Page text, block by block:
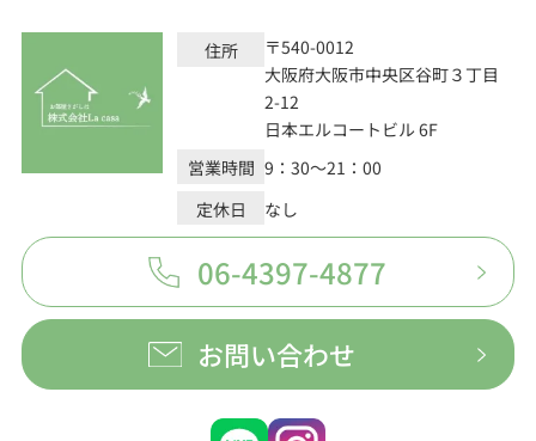
住所
〒540-0012
大阪府大阪市中央区谷町３丁目
2-12
日本エルコートビル 6F
営業時間 9：30～21：00
定休日
なし
06-4397-4877
お問い合わせ